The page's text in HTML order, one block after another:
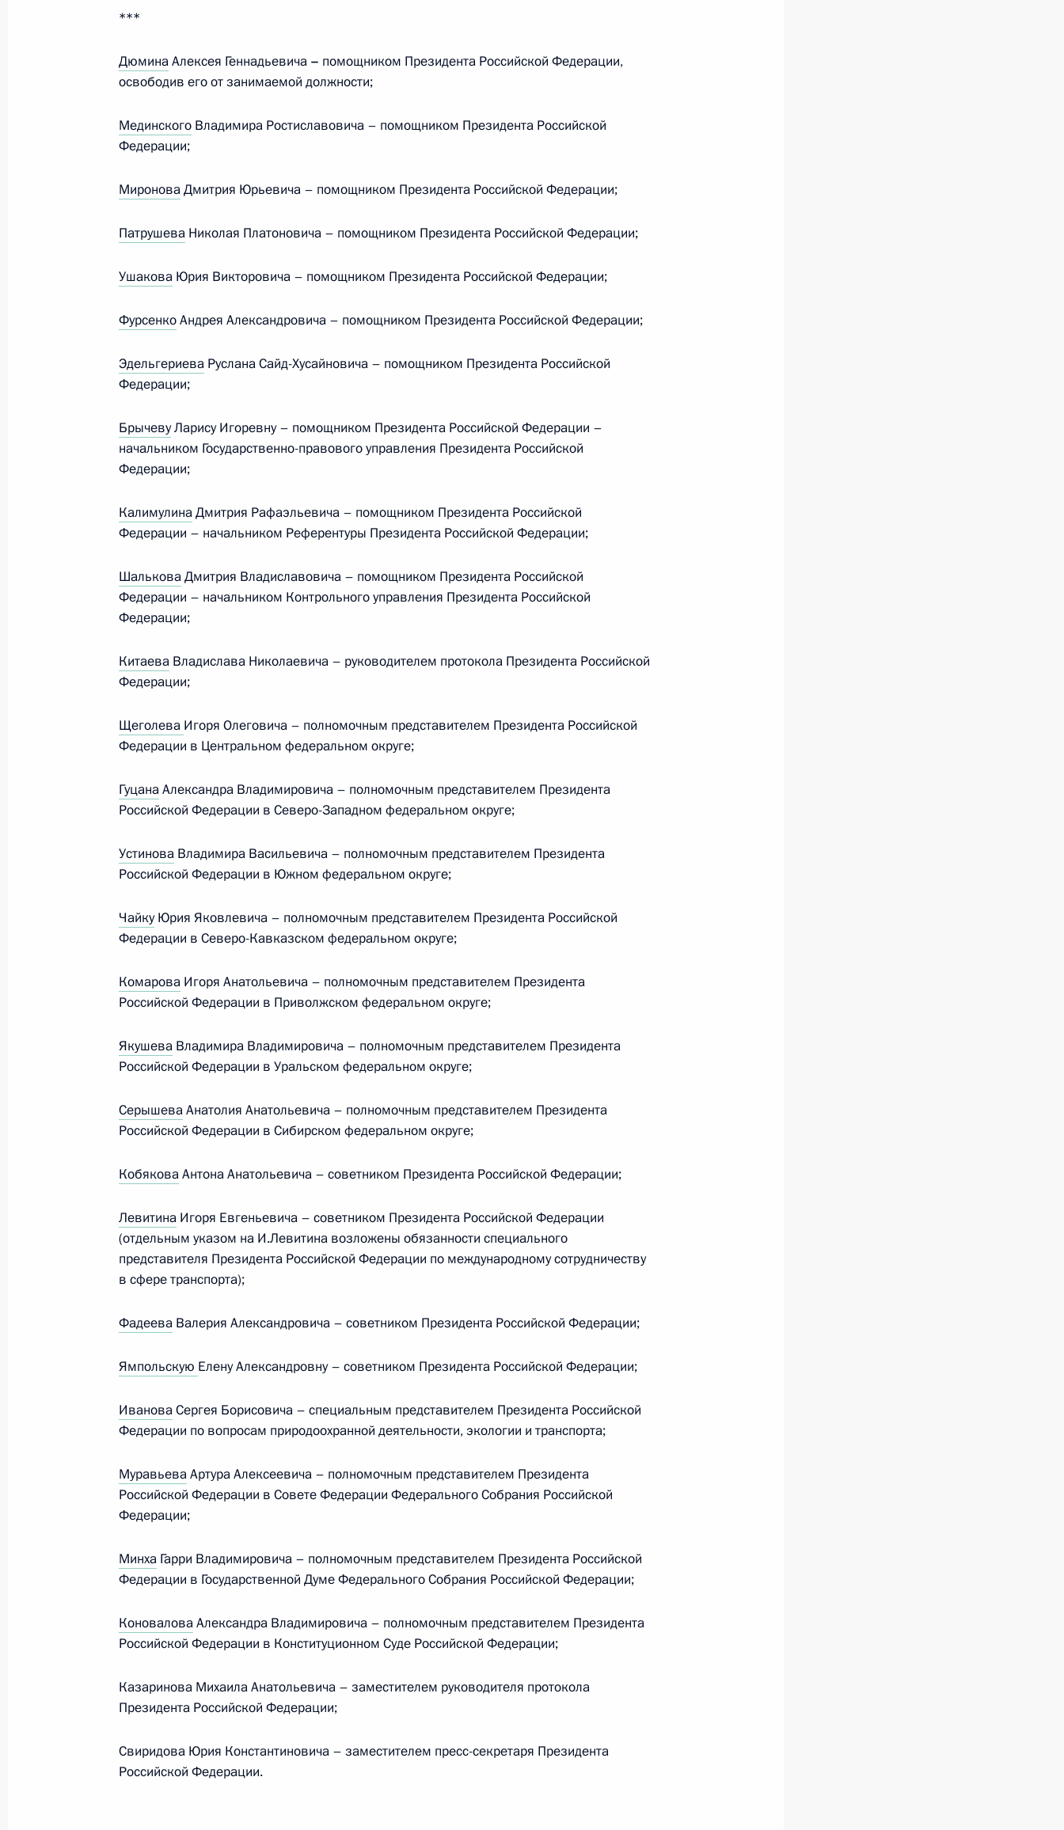
в некоторых федеральных государственных органах
12 ноября 2024 года, 18:00
1 ноября 2024 года, 14:00
в некоторых федеральных государственных органах
30 октября 2024 года, 16:45
Заседание Комиссии по вопросам кадровой политики
в некоторых федеральных государственных органах
25 сентября 2024 года, 18:00
в некоторых федеральных государственных органах
28 августа 2024 года, 17:00
Заседание Комиссии по вопросам кадровой политики
в некоторых федеральных государственных органах
31 июля 2024 года, 19:45
Встреча Дмитрия Миронова с делегацией Организационного
отдела ЦК КПК
Заседание Комиссии по вопросам кадровой политики
в некоторых федеральных государственных органах
Заседание Комиссии по вопросам кадровой политики
в некоторых федеральных государственных органах
Президента
Заседание Комиссии по вопросам кадровой политики
24 апреля 2024 года, 18:00
в некоторых федеральных государственных органах
II Большой круг российского казачества
Заседание Комиссии по вопросам кадровой политики
в некоторых федеральных государственных органах
Совещание по вопросам поддержки развития образовательных
организаций, реализующих образовательные программы
с учётом культурно-исторических традиций и ценностей
***
ДюминаАлексея Геннадьевича – помощником Президента Российской Федерации,
освободив его от занимаемой должности;
Мединского Владимира Ростиславовича – помощником Президента Российской
Федерации;
МироноваДмитрия Юрьевича – помощником Президента Российской Федерации;
Патрушева Николая Платоновича – помощником Президента Российской Федерации;
Ушакова Юрия Викторовича – помощником Президента Российской Федерации;
ФурсенкоАндрея Александровича – помощником Президента Российской Федерации;
Эдельгериева Руслана Сайд-Хусайновича – помощником Президента Российской
Федерации;
БрычевуЛарису Игоревну – помощником Президента Российской Федерации –
начальником Государственно-правового управления Президента Российской
Федерации;
КалимулинаДмитрия Рафаэльевича – помощником Президента Российской
Федерации – начальником Референтуры Президента Российской Федерации;
ШальковаДмитрия Владиславовича – помощником Президента Российской
Федерации – начальником Контрольного управления Президента Российской
Федерации;
Китаева Владислава Николаевича – руководителем протокола Президента Российской
Федерации;
Щеголева Игоря Олеговича – полномочным представителем Президента Российской
Федерации в Центральном федеральном округе;
ГуцанаАлександра Владимировича – полномочным представителем Президента
Российской Федерации в Северо-Западном федеральном округе;
Устинова Владимира Васильевича – полномочным представителем Президента
Российской Федерации в Южном федеральном округе;
ЧайкуЮрия Яковлевича – полномочным представителем Президента Российской
Федерации в Северо-Кавказском федеральном округе;
Комарова Игоря Анатольевича – полномочным представителем Президента
Российской Федерации в Приволжском федеральном округе;
Якушева Владимира Владимировича – полномочным представителем Президента
Российской Федерации в Уральском федеральном округе;
СерышеваАнатолия Анатольевича – полномочным представителем Президента
Российской Федерации в Сибирском федеральном округе;
КобяковаАнтона Анатольевича – советником Президента Российской Федерации;
Левитина Игоря Евгеньевича – советником Президента Российской Федерации
(отдельным указом на И.Левитина возложены обязанности специального
представителя Президента Российской Федерации по международному сотрудничеству
в сфере транспорта);
Фадеева Валерия Александровича – советником Президента Российской Федерации;
Ямпольскую Елену Александровну – советником Президента Российской Федерации;
ИвановаСергея Борисовича – специальным представителем Президента Российской
Федерации по вопросам природоохранной деятельности, экологии и транспорта;
МуравьеваАртура Алексеевича – полномочным представителем Президента
Российской Федерации в Совете Федерации Федерального Собрания Российской
Федерации;
Минха Гарри Владимировича – полномочным представителем Президента Российской
Федерации в Государственной Думе Федерального Собрания Российской Федерации;
КоноваловаАлександра Владимировича – полномочным представителем Президента
Российской Федерации в Конституционном Суде Российской Федерации;
Казаринова Михаила Анатольевича – заместителем руководителя протокола
Президента Российской Федерации;
Свиридова Юрия Константиновича – заместителем пресс-секретаря Президента
Российской Федерации.